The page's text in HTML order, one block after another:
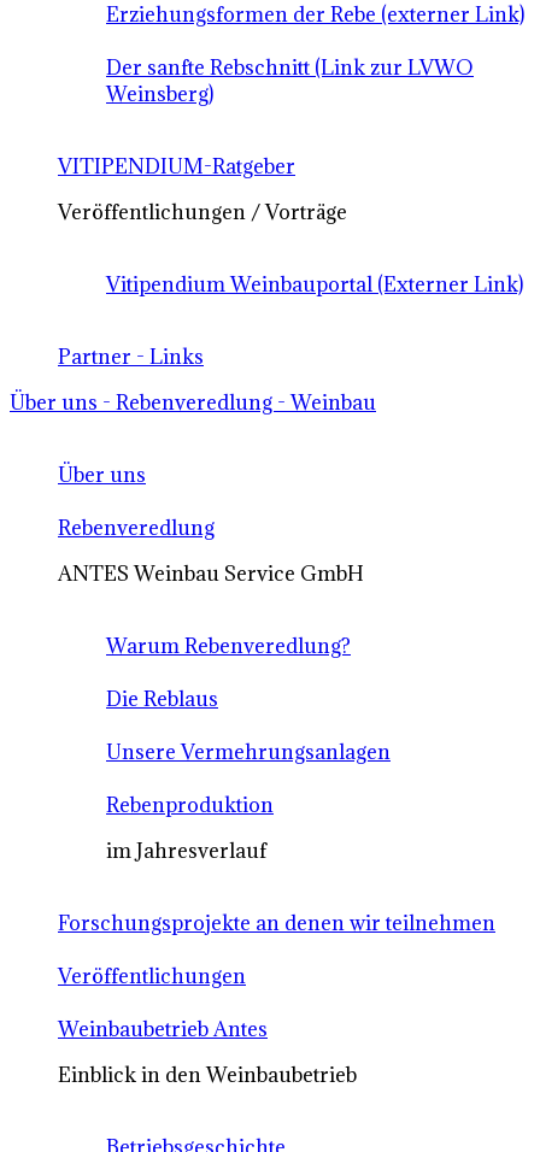
Erziehungsformen der Rebe (externer Link)
Der sanfte Rebschnitt (Link zur LVWO
Weinsberg)
VITIPENDIUM-Ratgeber
Veröffentlichungen / Vorträge
Vitipendium Weinbauportal (Externer Link)
Partner - Links
Über uns - Rebenveredlung - Weinbau
Über uns
Rebenveredlung
ANTES Weinbau Service GmbH
Warum Rebenveredlung?
Die Reblaus
Unsere Vermehrungsanlagen
Rebenproduktion
im Jahresverlauf
Forschungsprojekte an denen wir teilnehmen
Veröffentlichungen
Weinbaubetrieb Antes
Einblick in den Weinbaubetrieb